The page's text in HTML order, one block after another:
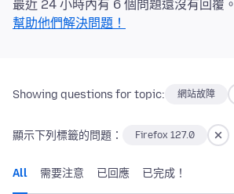
最近 24 小時內有 6 個問題還沒有回覆。
幫助他們解決問題！
Showing questions for topic: 網站故障
顯示下列標籤的問題： Firefox 127.0
All 需要注意 已回應 已完成！